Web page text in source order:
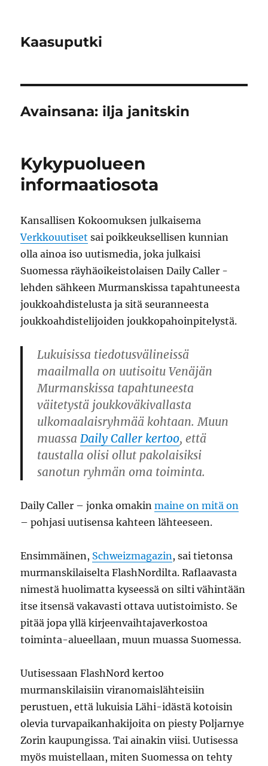
Kaasuputki
Avainsana: ilja janitskin
Kykypuolueen
informaatiosota
Kansallisen Kokoomuksen julkaisema
Verkkouutiset sai poikkeuksellisen kunnian
olla ainoa iso uutismedia, joka julkaisi
Suomessa räyhäoikeistolaisen Daily Caller -
lehden sähkeen Murmanskissa tapahtuneesta
joukkoahdistelusta ja sitä seuranneesta
joukkoahdistelijoiden joukkopahoinpitelystä.
Lukuisissa tiedotusvälineissä
maailmalla on uutisoitu Venäjän
Murmanskissa tapahtuneesta
väitetystä joukkoväkivallasta
ulkomaalaisryhmää kohtaan. Muun
muassaDaily Caller kertoo, että
taustalla olisi ollut pakolaisiksi
sanotun ryhmän oma toiminta.
Daily Caller – jonka omakinmaine on mitä on
– pohjasi uutisensa kahteen lähteeseen.
Ensimmäinen, Schweizmagazin, sai tietonsa
murmanskilaiselta FlashNordilta. Raflaavasta
nimestä huolimatta kyseessä on silti vähintään
itse itsensä vakavasti ottava uutistoimisto. Se
pitää jopa yllä kirjeenvaihtajaverkostoa
toiminta-alueellaan, muun muassa Suomessa.
Uutisessaan FlashNord kertoo
murmanskilaisiin viranomaislähteisiin
perustuen, että lukuisia Lähi-idästä kotoisin
olevia turvapaikanhakijoita on piesty Poljarnye
Zorin kaupungissa. Tai ainakin viisi. Uutisessa
myös muistellaan, miten Suomessa on tehty